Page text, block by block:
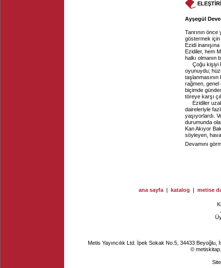
Ayşegül
Tanrının önce
göstermek için
Ezidi
Ezidiler, hem
halkı olmanın
Çoğu kişiyi
oyunuydu;
rağmen, genel
biçimde
töreye karşı
Ezidiler
daireleriyle
yaşıyorlardı.
durumunda
Kan Akıyor
söyleyen,
Devamını
ana sayfa | katalog | metise
Metis Yayıncılık Ltd. İpek Sokak No.5, 34433
©